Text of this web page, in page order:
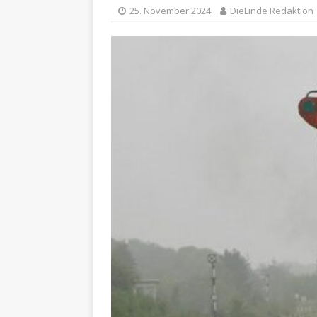
25. November 2024 DieLinde Redaktion